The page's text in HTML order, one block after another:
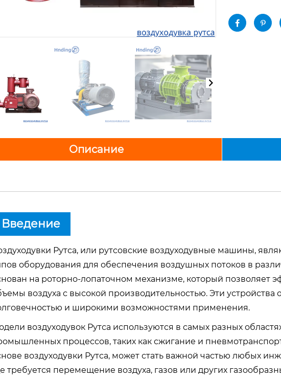
 
Описание
Введение
Рутса, или рутсовские воздуходувные машины,
оборудования для обеспечения воздушных потоков в
на роторно-лопаточном механизме, который позволяет
воздуха с высокой производительностью. Эти
и широкими возможностями применения.
воздуходувок Рутса используются в самых разных
процессов, таких как сжигание и
воздуходувки Рутса, может стать важной частью любых
требуется перемещение воздуха, газов или других